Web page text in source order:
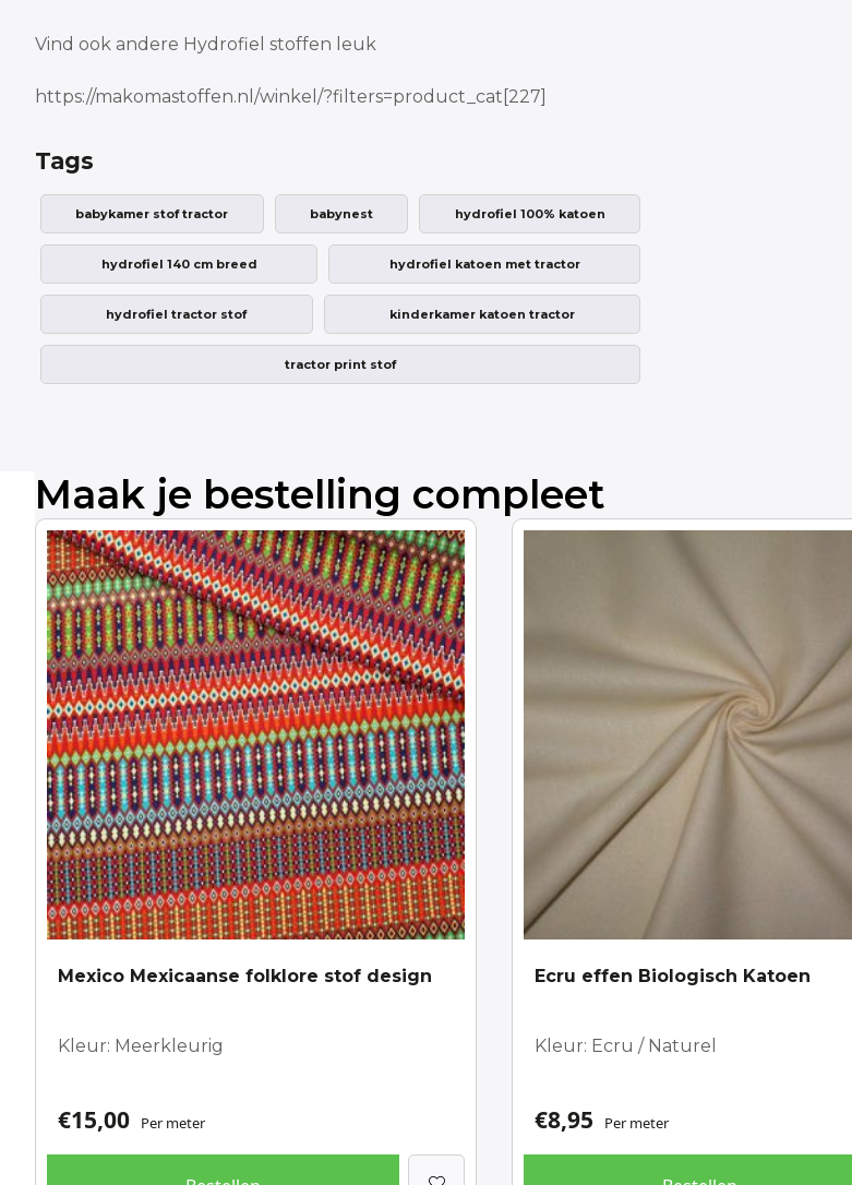
Vind ook andere Hydrofiel stoffen leuk
https://makomastoffen.nl/winkel/?filters=product_cat[227]
Tags
babykamer stof tractor babynest hydrofiel 100% katoen
hydrofiel 140 cm breed hydrofiel katoen met tractor
hydrofiel tractor stof kinderkamer katoen tractor
tractor print stof
Maak je bestelling compleet
Mexico Mexicaanse folklore stof design
Kleur: Meerkleurig
€15,00 Per meter
Ecru effen Biologisch Katoen
Kleur: Ecru / Naturel
€8,95 Per meter